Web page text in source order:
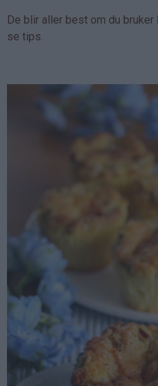
De blir aller best om du bruker
se tips.